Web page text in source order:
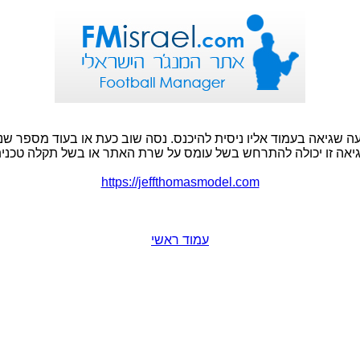
שגיאה בעמוד אליו ניסית להיכנס. נסה שוב כעת או בעוד מספר
זו יכולה להתרחש בשל עומס על שרת האתר או בשל תקלה
https://jeffthomasmodel.com
עמוד ראשי